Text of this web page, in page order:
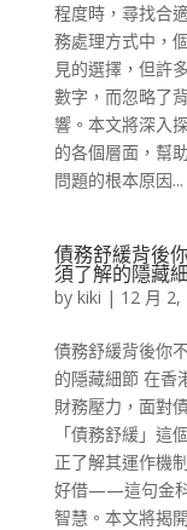
程度時，尋找合
務處理方式中，
見的選擇，但許
數字，而忽略了
響。本文將深入
的各個層面，幫
問題的根本原因...
債務舒緩背後
須了解的隱藏
by kiki | 12 月 2,
債務舒緩背後你
的隱藏細節 在香
財務壓力，面對
「債務舒緩」這
正了解其運作機
好借——這句金科
智慧。本文將揭